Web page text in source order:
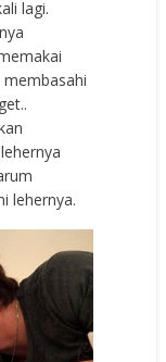
lagi.
lehernya.